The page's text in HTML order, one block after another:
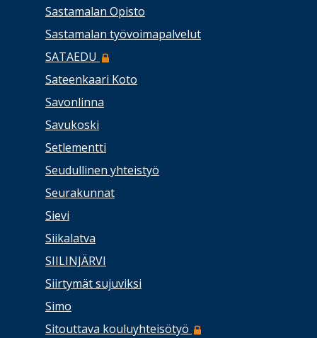
Sastamalan Opisto
Sastamalan työvoimapalvelut
SATAEDU
Sateenkaari Koto
Savonlinna
Savukoski
Setlementti
Seudullinen yhteistyö
Seurakunnat
Sievi
Siikalatva
SIILINJÄRVI
Siirtymät sujuviksi
Simo
Sitouttava kouluyhteisötyö